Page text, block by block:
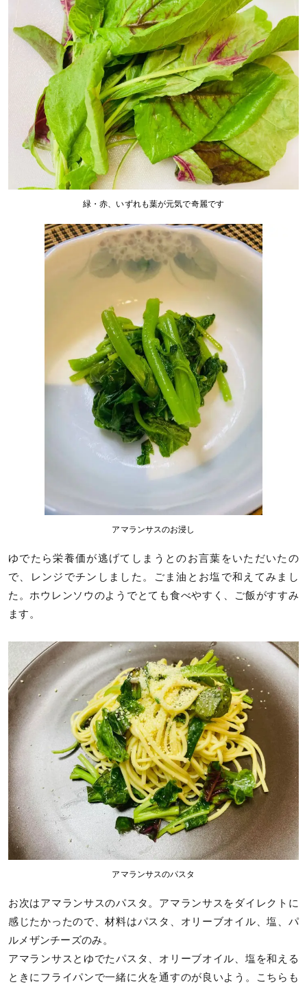
緑・赤、いずれも葉が元気で奇麗です
アマランサスのお浸し
ゆでたら栄養価が逃げてしまうとのお言葉をいただいたの
で、レンジでチンしました。ごま油とお塩で和えてみまし
た。ホウレンソウのようでとても食べやすく、ご飯がすすみ
ます。
アマランサスのパスタ
お次はアマランサスのパスタ。アマランサスをダイレクトに
感じたかったので、材料はパスタ、オリーブオイル、塩、パ
ルメザンチーズのみ。
アマランサスとゆでたパスタ、オリーブオイル、塩を和える
ときにフライパンで一緒に火を通すのが良いよう。こちらも